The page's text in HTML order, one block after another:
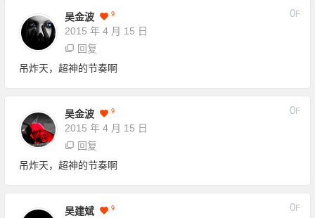
吴金波 9
2015 年 4 月 15 日
0F
回复
吊炸天，超神的节奏啊
吴金波 9
2015 年 4 月 15 日
0F
回复
吊炸天，超神的节奏啊
吴建斌 9 0F